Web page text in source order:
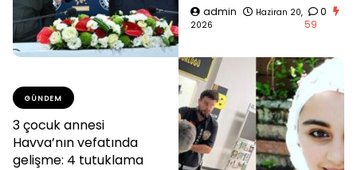
admin
Haziran 20,
2026
0
59
GÜNDEM
3 çocuk annesi
Havva’nın vefatında
gelişme: 4 tutuklama